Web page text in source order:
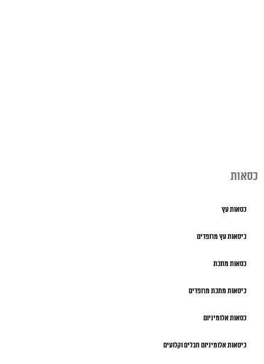
כסאות
כסאות עץ
כיסאות עץ מרופדים
כסאות מתכת
כיסאות מתכת מרופדים
כסאות אלומיניום
כיסאות אלומיניום חבלים וקלועים